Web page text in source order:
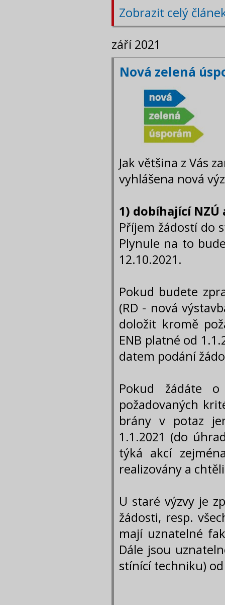
Zobrazit celý
září 2021
Nová zelená
Jak většina z Vás
vyhlášena nová
1) dobíhající
Příjem žádostí do
Plynule na to
12.10.2021.
Pokud budete
(RD - nová
doložit kromě
ENB platné od
datem podání
Pokud žádáte
požadovaných
brány v potaz
1.1.2021 (do
týká akcí
realizovány a
U staré výzvy je
žádosti, resp.
mají uznatelné
Dále jsou
stínící techniku) od